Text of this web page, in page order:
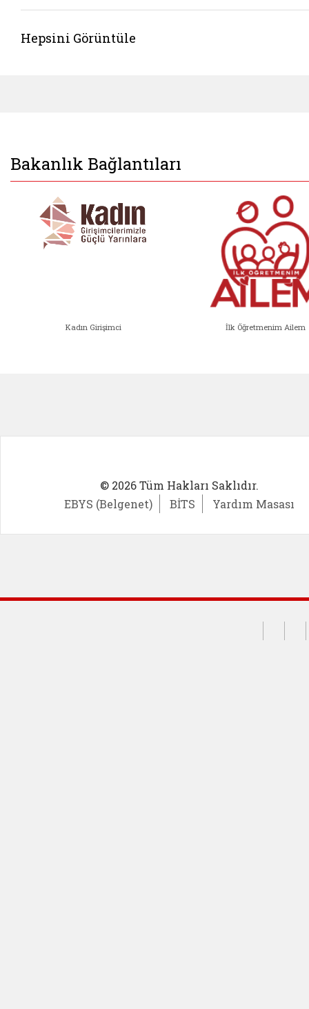
Hepsini Görüntüle
Bakanlık Bağlantıları
Kadın Girişimci İlk Öğretmenim Ailem
© 2026 Tüm Hakları Saklıdır.
EBYS (Belgenet)
BİTS Yardım Masası